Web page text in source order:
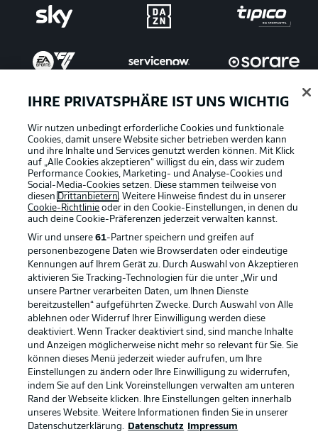
Rechtliche Hinweise Voreinstellungen verwalten
Datenschutz Nutzungsbedingungen
Kontakt Jobs
Impressum Partner
Spieler Liveticker
AGB
IHRE PRIVATSPHÄRE IST UNS WICHTIG
Wir nutzen unbedingt erforderliche Cookies und funktionale
Cookies, damit unsere Website sicher betrieben werden kann
und ihre Inhalte und Services genutzt werden können. Mit Klick
auf „Alle Cookies akzeptieren“ willigst du ein, dass wir zudem
Performance Cookies, Marketing- und Analyse-Cookies und
Social-Media-Cookies setzen. Diese stammen teilweise von
diesen Drittanbietern. Weitere Hinweise findest du in unserer
Cookie-Richtlinie oder in den Cookie-Einstellungen, in denen du
auch deine Cookie-Präferenzen jederzeit verwalten kannst.
Wir und unsere61-Partner speichern und greifen auf
personenbezogene Daten wie Browserdaten oder eindeutige
Kennungen auf Ihrem Gerät zu. Durch Auswahl von Akzeptieren
aktivieren Sie Tracking-Technologien für die unter „Wir und
unsere Partner verarbeiten Daten, um Ihnen Dienste
bereitzustellen“ aufgeführten Zwecke. Durch Auswahl von Alle
ablehnen oder Widerruf Ihrer Einwilligung werden diese
deaktiviert. Wenn Tracker deaktiviert sind, sind manche Inhalte
und Anzeigen möglicherweise nicht mehr so relevant für Sie. Sie
können dieses Menü jederzeit wieder aufrufen, um Ihre
Einstellungen zu ändern oder Ihre Einwilligung zu widerrufen,
indem Sie auf den Link Voreinstellungen verwalten am unteren
Rand der Webseite klicken. Ihre Einstellungen gelten innerhalb
unseres Website. Weitere Informationen finden Sie in unserer
Datenschutzerklärung.
Datenschutz Impressum